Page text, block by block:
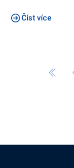
Číst více